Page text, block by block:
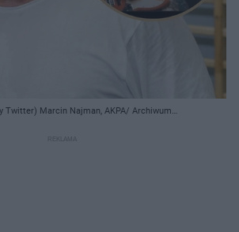
Twitter) Marcin Najman, AKPA/ Archiwum